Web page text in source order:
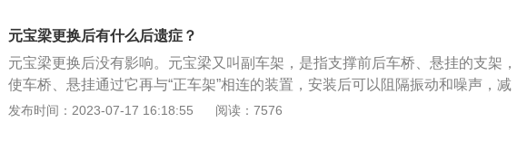
加车辆底盘的刚性。元宝梁的材质一般为钢材，高端车型将使用铸造铝合金。判
断元宝梁是否变形，一般需要使用工具比较对角线长度；副车架是车桥、车桥和
差速器，它们组成一个车桥总成，悬架通过副车架与主车架刚性或柔性（橡胶或
液压垫）连接。此外只有承重车身设计的汽车才有副车架，非承重车身设计的汽
车没有副车架。
元宝梁更换后有什么后遗症？
元宝梁更换后没有影响。元宝梁又叫副车架，是指支撑前后车桥、悬挂的支架，
使车桥、悬挂通过它再与“正车架”相连的装置，安装后可以阻隔振动和噪声，减
少其直接进入车厢的声音。汽车元宝梁的作用总结起来主要有以下三点作
发布时间：2023-07-17 16:18:55 阅读：7576